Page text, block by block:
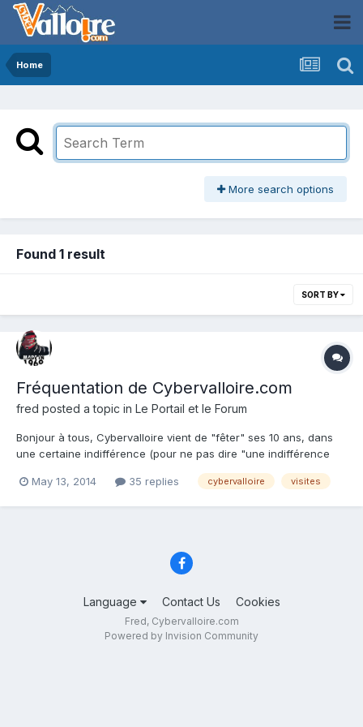
Home
More search options
Found 1 result
SORT BY
Fréquentation de Cybervalloire.com
fred posted a topic in Le Portail et le Forum
Bonjour à tous, Cybervalloire vient de "fêter" ses 10 ans, dans
une certaine indifférence (pour ne pas dire "une indifférence
s'apitoyer ni de grogner car les raisons de ce désintérêt sont
May 13, 2014 35 replies cybervalloire visites
Language Contact Us Cookies
Fred, Cybervalloire.com
Powered by Invision Community